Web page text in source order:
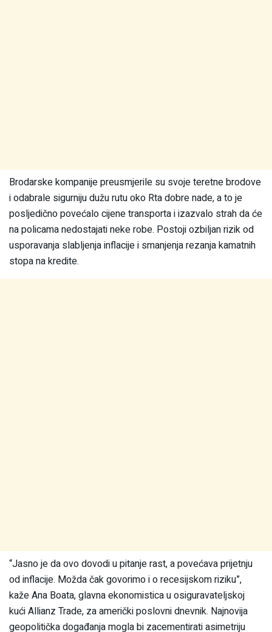
Brodarske kompanije preusmjerile su svoje teretne brodove
i odabrale sigurniju dužu rutu oko Rta dobre nade, a to je
posljedično povećalo cijene transporta i izazvalo strah da će
na policama nedostajati neke robe. Postoji ozbiljan rizik od
usporavanja slabljenja inflacije i smanjenja rezanja kamatnih
stopa na kredite.
“Jasno je da ovo dovodi u pitanje rast, a povećava prijetnju
od inflacije. Možda čak govorimo i o recesijskom riziku”,
kaže Ana Boata, glavna ekonomistica u osiguravateljskoj
kući Allianz Trade, za američki poslovni dnevnik. Najnovija
geopolitička događanja mogla bi zacementirati asimetriju